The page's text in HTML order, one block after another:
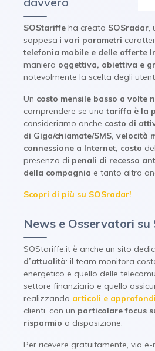
SOStariffe ha creato SOSradar,
soppesa i vari parametri
telefonia mobile e delle offerte
maniera oggettiva, obiettiva e
notevolmente la scelta degli
Un costo mensile basso a volte
comprendere se una tariffa è la
consideriamo anche costo di
di Giga/chiamate/SMS, velocità
connessione a Internet, costo del
presenza di penali di recesso
della compagnia e tanto altro
Scopri di più su SOSradar!
News e Osservatori
SOStariffe.it è anche un sito
d’attualità: il team monitora
energetico e quello delle
settore finanziario e quello
realizzando articoli e
clienti, con un particolare focus
risparmio a disposizione.
Per ricevere gratuitamente, via